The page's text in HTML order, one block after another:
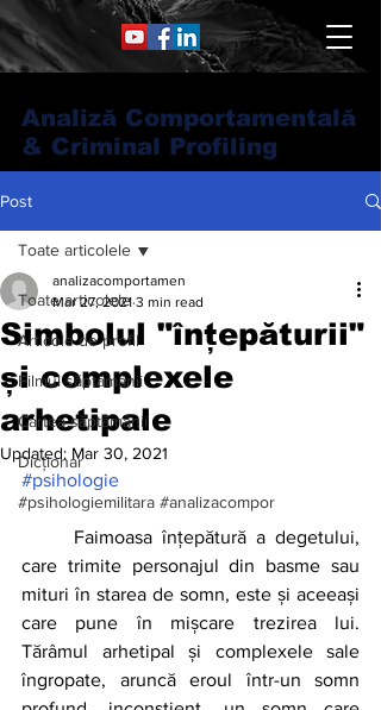
Analiză Comportamentală
& Criminal Profiling
Post
Toate articolele
Articole de profil
Filmul săptămânii
Cartea săptămânii
Dicționar
#psihologiemilitara #analizacompor
Toate articolele
Simbolul "înțepăturii"​
și complexele
arhetipale
analizacomportamen
Mar 27, 2021 3 min read
Updated: Mar 30, 2021
#psihologie
care trimite personajul din basme sau
mituri în starea de somn, este și aceeași
care pune în mișcare trezirea lui.
Tărâmul arhetipal și complexele sale
îngropate, aruncă eroul într-un somn